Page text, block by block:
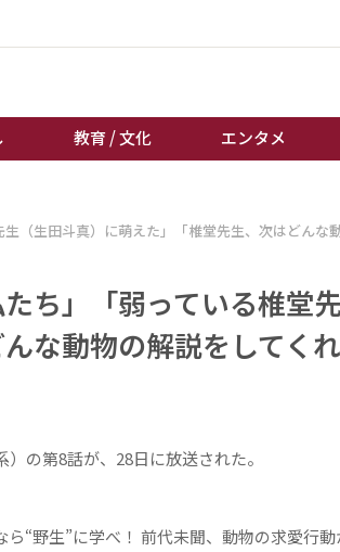
教育 / 文化 エンタメ
エンタメ
スポーツ
（生田斗真）に萌えた」「椎堂先生、次はどんな
たち」「弱っている椎堂
な動物の解説をしてくれ
の第8話が、28日に放送された。
“野生”に学べ！ 前代未聞、動物の求愛行